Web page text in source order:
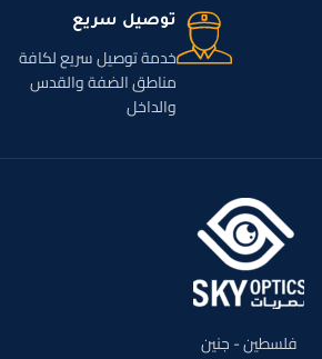
توصيل سريع
خدمة توصيل سريع لكافة
مناطق الضفة والقدس
والداخل
فلسطين - جنين